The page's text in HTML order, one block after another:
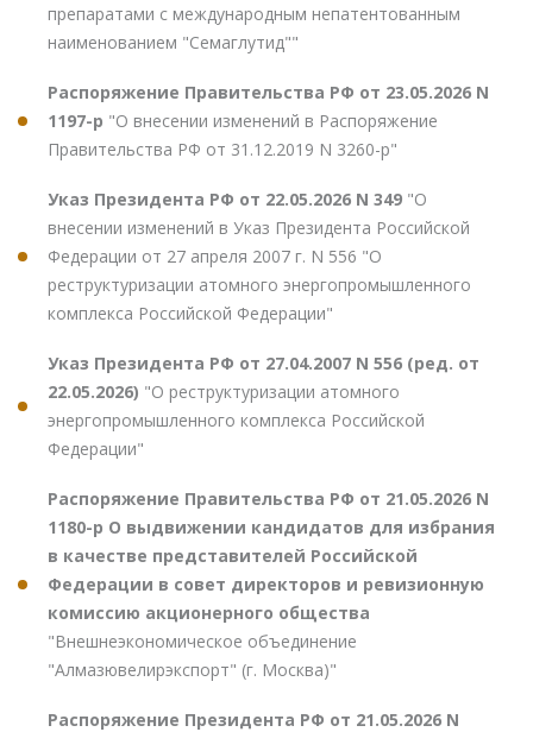
препаратами с международным непатентованным
наименованием "Семаглутид""
Распоряжение Правительства РФ от 23.05.2026 N
1197-р "О внесении изменений в Распоряжение
Правительства РФ от 31.12.2019 N 3260-р"
Указ Президента РФ от 22.05.2026 N 349 "О
внесении изменений в Указ Президента Российской
Федерации от 27 апреля 2007 г. N 556 "О
реструктуризации атомного энергопромышленного
комплекса Российской Федерации"
Указ Президента РФ от 27.04.2007 N 556 (ред. от
22.05.2026) "О реструктуризации атомного
энергопромышленного комплекса Российской
Федерации"
Распоряжение Правительства РФ от 21.05.2026 N
1180-р О выдвижении кандидатов для избрания
в качестве представителей Российской
Федерации в совет директоров и ревизионную
комиссию акционерного общества
"Внешнеэкономическое объединение
"Алмазювелирэкспорт" (г. Москва)"
Распоряжение Президента РФ от 21.05.2026 N